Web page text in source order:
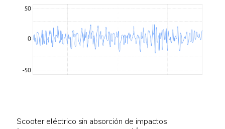
Scooter eléctrico sin absorción de impactos